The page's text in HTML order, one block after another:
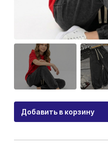
Добавить в корзину